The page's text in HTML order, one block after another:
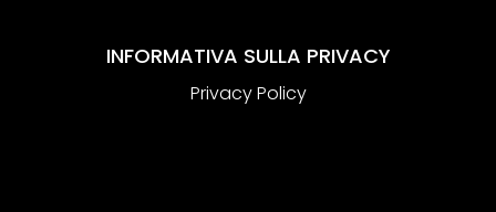
INFORMATIVA SULLA PRIVACY
Privacy Policy